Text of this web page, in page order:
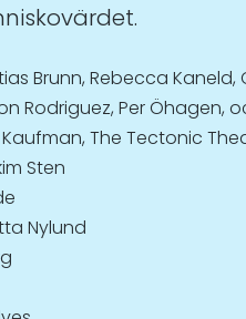
Brunn, Rebecca Kaneld,
Rodriguez, Per Öhagen,
The Tectonic
Sten
Nylund